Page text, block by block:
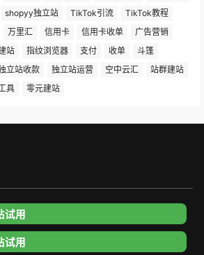
shopyy独立站 TikTok引流
TikTok教程
万里汇 信用卡 信用卡收单
广告营销
站 指纹浏览器 支付 收单
斗篷
立站收款 独立站运营 空中云汇
站群建站
具 零元建站
试用
试用